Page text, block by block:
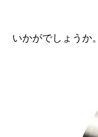
いかがでしょうか。